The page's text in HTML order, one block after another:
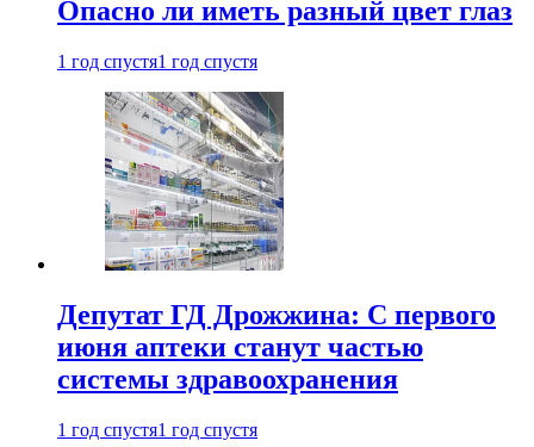
Опасно ли иметь разный цвет глаз
1 год спустя1 год спустя
Депутат ГД Дрожжина: С первого
июня аптеки станут частью
системы здравоохранения
1 год спустя1 год спустя